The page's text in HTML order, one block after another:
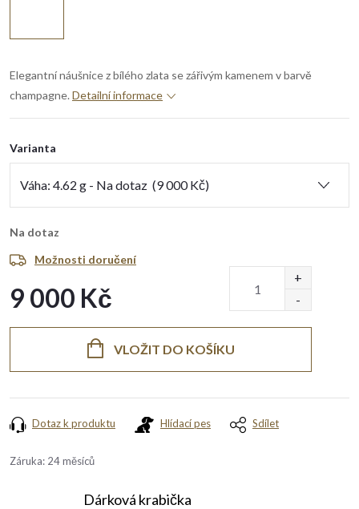
Elegantní náušnice z bílého zlata se zářivým kamenem v barvě
champagne. Detailní informace
Varianta
Na dotaz
Možnosti doručení
9 000 Kč
VLOŽIT DO KOŠÍKU
Dotaz k produktu Hlídací pes Sdílet
Záruka: 24 měsíců
Dárková krabička